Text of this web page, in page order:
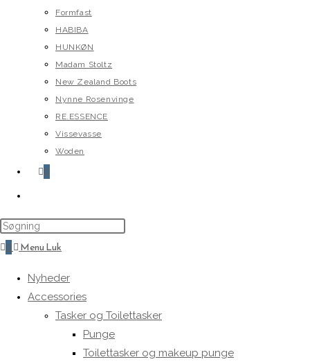
Formfast
HABIBA
HUNKØN
Madam Stoltz
New Zealand Boots
Nynne Rosenvinge
RE.ESSENCE
Vissevasse
Woden
0
website
search
0 MenuLuk
Nyheder
Accessories
Tasker og Toilettasker
Punge
Toilettasker og makeup punge